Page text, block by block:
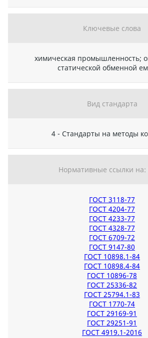
Ключевые слова
химическая промышленность;
статической обменной
Вид стандарта
4 - Стандарты на методы
Нормативные ссылки
ГОСТ 3118-77
ГОСТ 4204-77
ГОСТ 4233-77
ГОСТ 4328-77
ГОСТ 6709-72
ГОСТ 9147-80
ГОСТ 10898.1-84
ГОСТ 10898.4-84
ГОСТ 10896-78
ГОСТ 25336-82
ГОСТ 25794.1-83
ГОСТ 1770-74
ГОСТ 29169-91
ГОСТ 29251-91
ГОСТ 4919.1-2016